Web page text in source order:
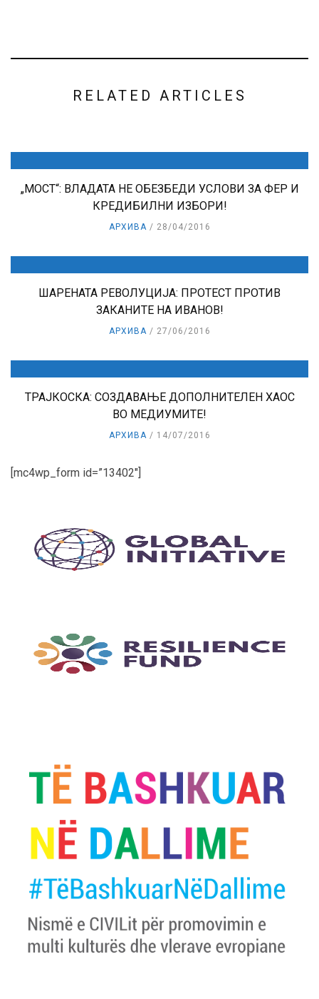
RELATED ARTICLES
„МОСТ“: ВЛАДАТА НЕ ОБЕЗБЕДИ УСЛОВИ ЗА ФЕР И
КРЕДИБИЛНИ ИЗБОРИ!
АРХИВА 28/04/2016
ШАРЕНАТА РЕВОЛУЦИЈА: ПРОТЕСТ ПРОТИВ
ЗАКАНИТЕ НА ИВАНОВ!
АРХИВА 27/06/2016
ТРАЈКОСКА: СОЗДАВАЊЕ ДОПОЛНИТЕЛЕН ХАОС
ВО МЕДИУМИТЕ!
АРХИВА 14/07/2016
[mc4wp_form id=”13402″]